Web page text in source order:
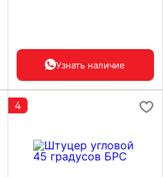
Узнать наличие
4